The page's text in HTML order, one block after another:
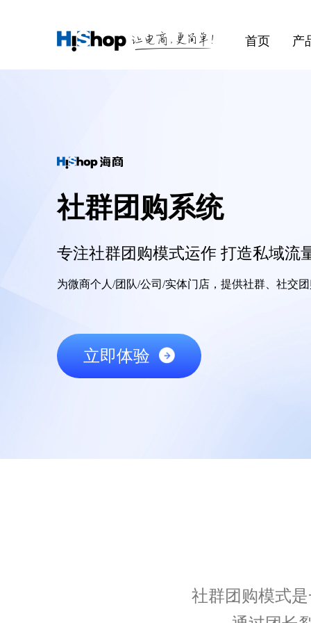
首页 产
社群团购系统
专注社群团购模式运作 打造私域流
为微商个人/团队/公司/实体门店，提供社群、社交
立即体验
社群团购模式